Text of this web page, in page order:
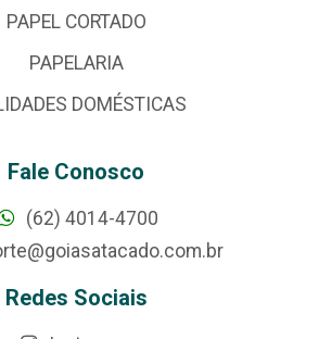
PAPEL CORTADO
PAPELARIA
DOMÉSTICAS
Fale Conosco
(62) 4014-4700
Redes Sociais